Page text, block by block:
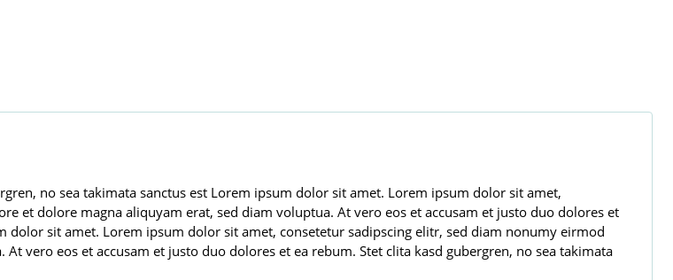
no sea takimata sanctus est Lorem ipsum dolor sit amet. Lorem ipsum dolor sit amet,
et dolore magna aliquyam erat, sed diam voluptua. At vero eos et accusam et justo duo dolores et
dolor sit amet. Lorem ipsum dolor sit amet, consetetur sadipscing elitr, sed diam nonumy eirmod
vero eos et accusam et justo duo dolores et ea rebum. Stet clita kasd gubergren, no sea takimata